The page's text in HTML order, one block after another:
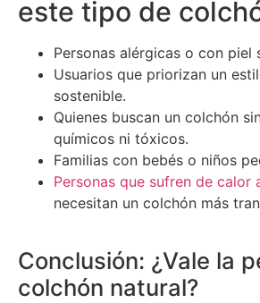
este tipo de
Personas alérgicas o con piel
Usuarios que priorizan un
sostenible.
Quienes buscan un colchón
químicos ni tóxicos.
Familias con bebés o niños
Personas que sufren de calor
necesitan un colchón más
Conclusión: ¿Vale la
colchón natural?